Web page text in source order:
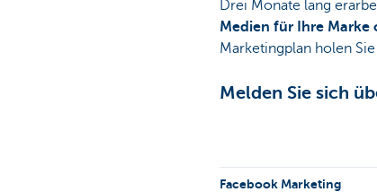
Drei Monate lang
Medien für Ihre Marke
Marketingplan holen
Melden Sie sich
Facebook Marketing